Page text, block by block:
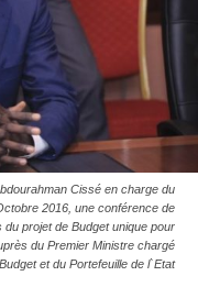
Cissé en charge du
2016, une conférence de
projet de Budget unique pour
du Premier Ministre chargé
et du Portefeuille de l`Etat